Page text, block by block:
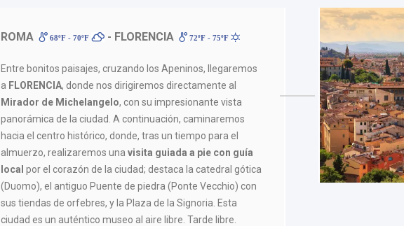
ROMA 68ºF - 70ºF - FLORENCIA 72ºF - 75ºF
Entre bonitos paisajes, cruzando los Apeninos, llegaremos
a FLORENCIA, donde nos dirigiremos directamente al
Mirador de Michelangelo, con su impresionante vista
panorámica de la ciudad. A continuación, caminaremos
hacia el centro histórico, donde, tras un tiempo para el
almuerzo, realizaremos unavisita guiada a pie con guía
localpor el corazón de la ciudad; destaca la catedral gótica
(Duomo), el antiguo Puente de piedra (Ponte Vecchio) con
sus tiendas de orfebres, y la Plaza de la Signoria. Esta
ciudad es un auténtico museo al aire libre. Tarde libre.